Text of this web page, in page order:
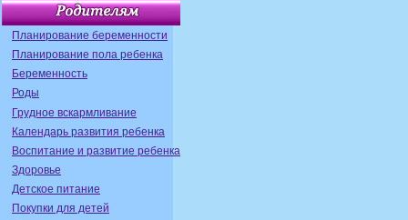
Планирование беременности
Планирование пола ребенка
Беременность
Роды
Грудное вскармливание
Календарь развития ребенка
Воспитание и развитие ребенка
Здоровье
Детское питание
Покупки для детей